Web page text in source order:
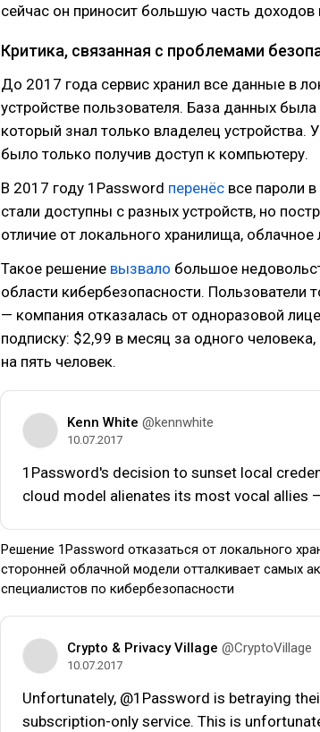
сейчас он приносит большую часть доходов
Критика, связанная с проблемами
До 2017 года сервис хранил все данные в
устройстве пользователя. База данных
который знал только владелец
было только получив доступ к компьютеру.
В 2017 году 1Password перенёс все пароли
стали доступны с разных устройств, но
отличие от локального хранилища, облачное
Такое решение вызвало большое
области кибербезопасности. Пользователи
— компания отказалась от одноразовой
подписку: $2,99 в месяц за одного
на пять человек.
Kenn White @kennwhite
10.07.2017
1Password's decision to sunset local
cloud model alienates its most vocal allies
Решение 1Password отказаться от локального
сторонней облачной модели отталкивает самых
специалистов по кибербезопасности
Crypto & Privacy Village @CryptoVillage
10.07.2017
Unfortunately, @1Password is betraying
subscription-only service. This is